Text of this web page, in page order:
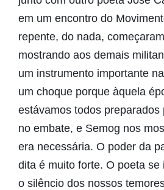
em um encontro do
repente, do nada,
mostrando aos demais
um instrumento importante
um choque porque àquela
estávamos todos preparados
no embate, e Semog nos
era necessária. O poder da
dita é muito forte. O poeta se
o silêncio dos nossos